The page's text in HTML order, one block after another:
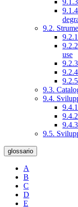
9.2.
use
9.3.
9.4.
9.5.
glossario
A
B
C
D
E